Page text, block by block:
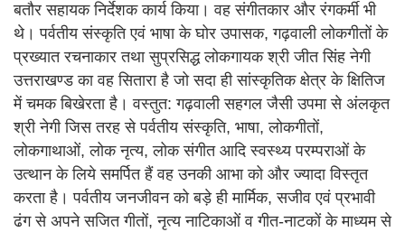
बतौर सहायक निर्देशक कार्य किया। वह संगीतकार और रंगकर्मी भी
थे। पर्वतीय संस्कृति एवं भाषा के घोर उपासक, गढ़वाली लोकगीतों के
प्रख्यात रचनाकार तथा सुप्रसिद्ध लोकगायक श्री जीत सिंह नेगी
उत्तराखण्ड का वह सितारा है जो सदा ही सांस्कृतिक क्षेत्र के क्षितिज
में चमक बिखेरता है। वस्तुत: गढ़वाली सहगल जैसी उपमा से अंलकृत
श्री नेगी जिस तरह से पर्वतीय संस्कृति, भाषा, लोकगीतों,
लोकगाथाओं, लोक नृत्य, लोक संगीत आदि स्वस्थ्य परम्पराओं के
उत्थान के लिये समर्पित हैं वह उनकी आभा को और ज्यादा विस्तृत
करता है। पर्वतीय जनजीवन को बड़े ही मार्मिक, सजीव एवं प्रभावी
ढंग से अपने सजित गीतों, नृत्य नाटिकाओं व गीत-नाटकों के माध्यम से